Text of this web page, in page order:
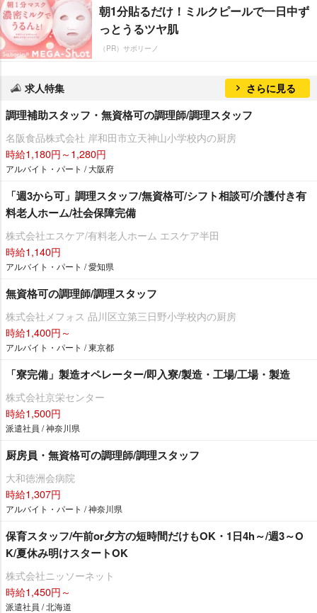
朝1分貼るだけ！ミルクピールで一日中ず
っとうるツヤ肌
（PR）サボリーノ
求人特集 さらに見る
調理補助スタッフ・無資格可の調理師/調理スタッフ
名阪食品株式会社 岸和田市立天神山小学校内の厨房
時給1,180円～1,280円
アルバイト・パート / 大阪府
「週3から可」調理スタッフ/無資格可/シフト相談可/介護付き有
料老人ホーム/社会保障完備
株式会社エスケア/有料老人ホーム エスケア半田
時給1,140円
アルバイト・パート / 愛知県
無資格可の調理師/調理スタッフ
株式会社メフォス 品川区立第三日野小学校内の厨房
時給1,400円～
アルバイト・パート / 東京都
「寮完備」製造オペレーター/即入寮/製造・工場/工場・製造
株式会社京栄センター
時給1,500円
派遣社員 / 神奈川県
厨房員・無資格可の調理師/調理スタッフ
大和徳洲会病院
時給1,307円
アルバイト・パート / 神奈川県
保育スタッフ/午前or夕方の短時間だけもOK・1日4h～/週3～O
K/夏休み明けスタートOK
株式会社ニッソーネット
時給1,450円～
派遣社員 / 北海道